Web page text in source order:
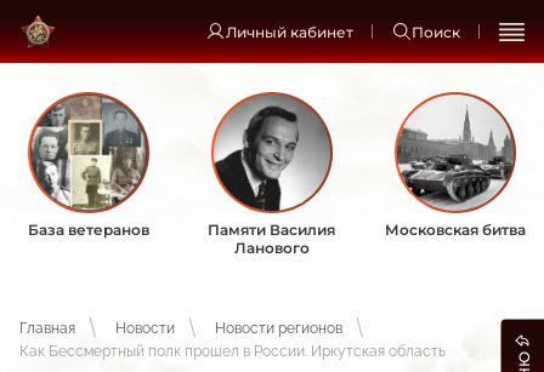
Личный кабинет Поиск
База ветеранов
Памяти Василия
Ланового
Московская битва
Главная Новости
Новости регионов
Как Бессмертный полк прошел в России. Иркутская область